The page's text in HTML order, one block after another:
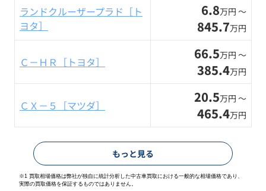
ランドクルーザープラド［ト
ヨタ］
6.8万円 〜
845.7万円
Ｃ－ＨＲ［トヨタ］ 66.5万円 〜
385.4万円
ＣＸ－５［マツダ］ 20.5万円 〜
465.4万円
もっと見る
※1 買取相場価格は弊社が独自に統計分析した中古車買取における一般的な相場価格であり、
実際の買取価格を保証するものではありません。